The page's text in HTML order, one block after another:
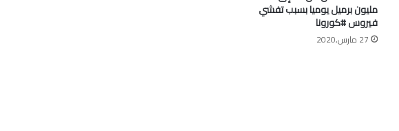
مليون برميل يوميا بسبب تفشي
فيروس #كورونا
27 مارس,2020